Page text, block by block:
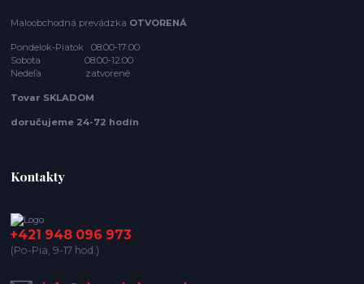
Maloobchodná prevádzka OTVORENÁ
Pondelok-Piatok 08:00-17:00
Sobota 08:00-12:00
Nedeľa zatvorené
Tovar SKLADOM
doručujeme 24-72 hodín
Kontakty
+421 948 096 973
(Po-Pia, 9-17 hod.)